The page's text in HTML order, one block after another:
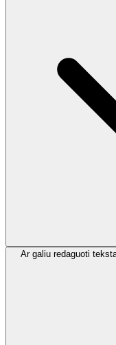
Ar galiu redaguoti